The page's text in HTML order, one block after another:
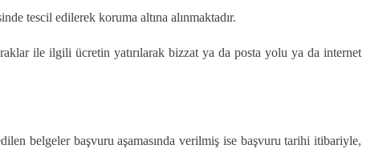
tescil edilerek koruma altına alınmaktadır.
ile ilgili ücretin yatırılarak bizzat ya da posta yolu ya da internet
belgeler başvuru aşamasında verilmiş ise başvuru tarihi itibariyle,